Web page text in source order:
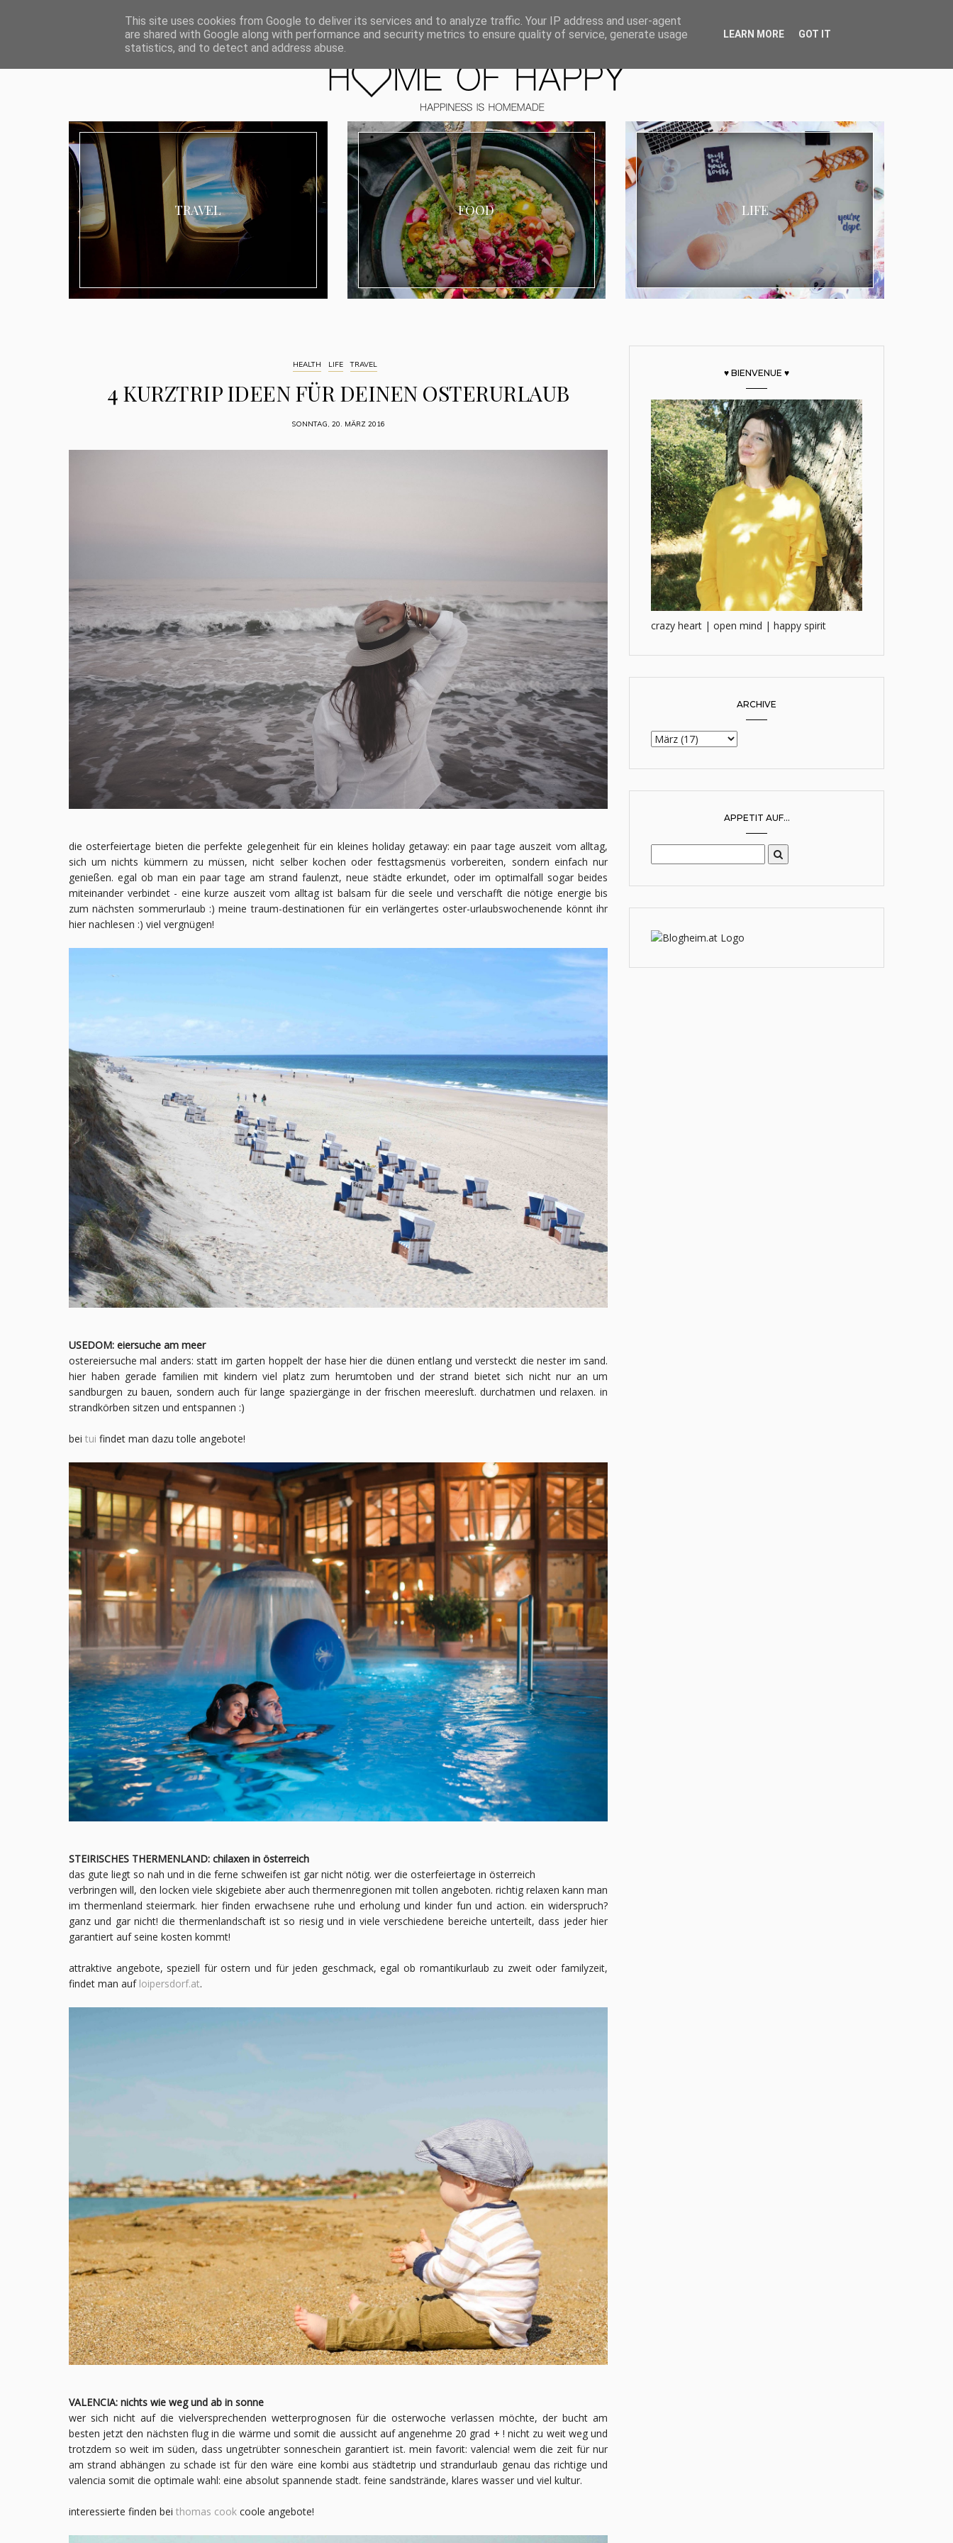
ABOUT I MEDIA & PR IMPRESSUM DATENSCHUTZ KATEGORIEN
TRAVEL FOOD LIFE
HEALTH LIFE TRAVEL
4 KURZTRIP IDEEN FÜR DEINEN OSTERURLAUB
SONNTAG, 20. MÄRZ 2016
die osterfeiertage bieten die perfekte gelegenheit für ein kleines holiday getaway: ein paar tage auszeit vom alltag,
sich um nichts kümmern zu müssen, nicht selber kochen oder festtagsmenüs vorbereiten, sondern einfach nur
genießen. egal ob man ein paar tage am strand faulenzt, neue städte erkundet, oder im optimalfall sogar beides
miteinander verbindet - eine kurze auszeit vom alltag ist balsam für die seele und verschafft die nötige energie bis
zum nächsten sommerurlaub :) meine traum-destinationen für ein verlängertes oster-urlaubswochenende könnt ihr
hier nachlesen :) viel vergnügen!
USEDOM: eiersuche am meer
ostereiersuche mal anders: statt im garten hoppelt der hase hier die dünen entlang und versteckt die nester im sand.
hier haben gerade familien mit kindern viel platz zum herumtoben und der strand bietet sich nicht nur an um
sandburgen zu bauen, sondern auch für lange spaziergänge in der frischen meeresluft. durchatmen und relaxen. in
strandkörben sitzen und entspannen :)
bei tui findet man dazu tolle angebote!
STEIRISCHES THERMENLAND: chilaxen in österreich
das gute liegt so nah und in die ferne schweifen ist gar nicht nötig. wer die osterfeiertage in österreich
verbringen will, den locken viele skigebiete aber auch thermenregionen mit tollen angeboten. richtig relaxen kann man
im thermenland steiermark. hier finden erwachsene ruhe und erholung und kinder fun und action. ein widerspruch?
ganz und gar nicht! die thermenlandschaft ist so riesig und in viele verschiedene bereiche unterteilt, dass jeder hier
garantiert auf seine kosten kommt!
attraktive angebote, speziell für ostern und für jeden geschmack, egal ob romantikurlaub zu zweit oder familyzeit,
findet man auf loipersdorf.at.
VALENCIA: nichts wie weg und ab in sonne
wer sich nicht auf die vielversprechenden wetterprognosen für die osterwoche verlassen möchte, der bucht am
besten jetzt den nächsten flug in die wärme und somit die aussicht auf angenehme 20 grad + ! nicht zu weit weg und
trotzdem so weit im süden, dass ungetrübter sonneschein garantiert ist. mein favorit: valencia! wem die zeit für nur
am strand abhängen zu schade ist für den wäre eine kombi aus städtetrip und strandurlaub genau das richtige und
valencia somit die optimale wahl: eine absolut spannende stadt. feine sandstrände, klares wasser und viel kultur.
interessierte finden bei thomas cook coole angebote!
♥ BIENVENUE ♥
crazy heart | open mind | happy spirit
ARCHIVE
APPETIT AUF...
This site uses cookies from Google to deliver its services and to analyze traffic. Your IP address and user-agent
are shared with Google along with performance and security metrics to ensure quality of service, generate usage
statistics, and to detect and address abuse.
LEARN MORE GOT IT